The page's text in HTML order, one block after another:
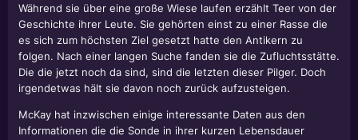
Während sie über eine große Wiese laufen erzählt Teer von der
Geschichte ihrer Leute. Sie gehörten einst zu einer Rasse die
es sich zum höchsten Ziel gesetzt hatte den Antikern zu
folgen. Nach einer langen Suche fanden sie die Zufluchtsstätte.
Die die jetzt noch da sind, sind die letzten dieser Pilger. Doch
irgendetwas hält sie davon noch zurück aufzusteigen.
McKay hat inzwischen einige interessante Daten aus den
Informationen die die Sonde in ihrer kurzen Lebensdauer